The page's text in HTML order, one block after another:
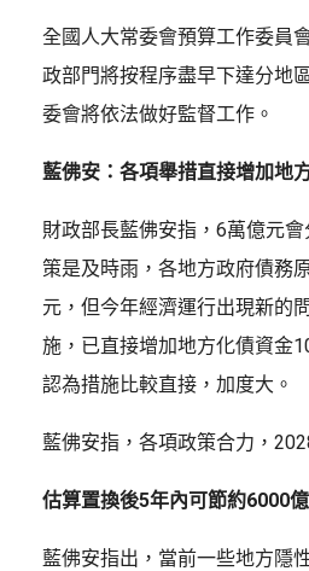
全國人大常委會預算工作委員
政部門將按程序盡早下達分地
委會將依法做好監督工作。
藍佛安：各項舉措直接增加地
財政部長藍佛安指，6萬億元
策是及時雨，各地方政府債務
元，但今年經濟運行出現新的
施，已直接增加地方化債資金
認為措施比較直接，加度大。
藍佛安指，各項政策合力，
估算置換後5年內可節約6000
藍佛安指出，當前一些地方隱